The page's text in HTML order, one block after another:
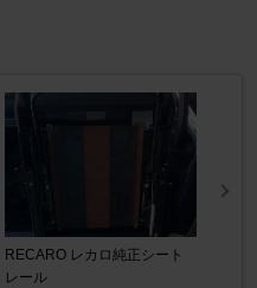
RECARO レカロ純正シート
レール